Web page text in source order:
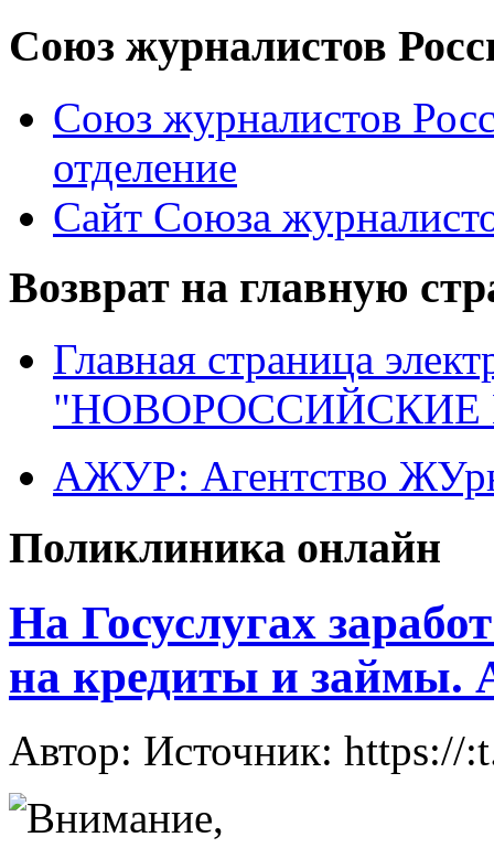
Союз журналистов
Союз журналистов
отделение
Сайт Союза
Возврат на главную
Главная страница
"НОВОРОССИЙСКИЕ
АЖУР: Агентство
Поликлиника онлайн
На Госуслугах
на кредиты и займы.
Автор: Источник: https://